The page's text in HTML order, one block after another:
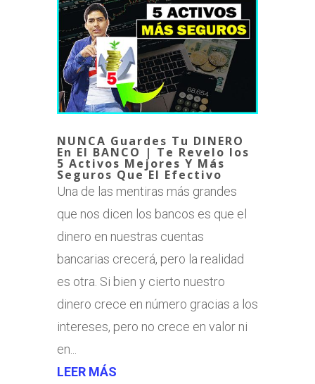
NUNCA Guardes Tu DINERO
En El BANCO | Te Revelo los
5 Activos Mejores Y Más
Seguros Que El Efectivo
Una de las mentiras más grandes
que nos dicen los bancos es que el
dinero en nuestras cuentas
bancarias crecerá, pero la realidad
es otra. Si bien y cierto nuestro
dinero crece en número gracias a los
intereses, pero no crece en valor ni
en...
LEER MÁS